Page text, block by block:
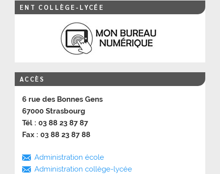
ENT COLLÈGE-LYCÉE
ACCÈS
6 rue des Bonnes Gens
67000 Strasbourg
Tél : 03 88 23 87 87
Fax : 03 88 23 87 88
Administration école
Administration collège-lycée